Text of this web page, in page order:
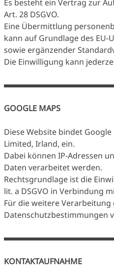
Es besteht ein Vertrag zur
Art. 28 DSGVO.
Eine Übermittlung
kann auf Grundlage des EU-
sowie ergänzender
Die Einwilligung kann
GOOGLE MAPS
Diese Website bindet
Limited, Irland, ein.
Dabei können IP-Adressen
Daten verarbeitet werden.
Rechtsgrundlage ist die
lit. a DSGVO in Verbindung
Für die weitere Verarbeitung
Datenschutzbestimmungen
KONTAKTAUFNAHME